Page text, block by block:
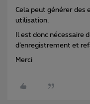
Cela peut générer des
utilisation.
Il est donc nécessaire
d’enregistrement et
Merci